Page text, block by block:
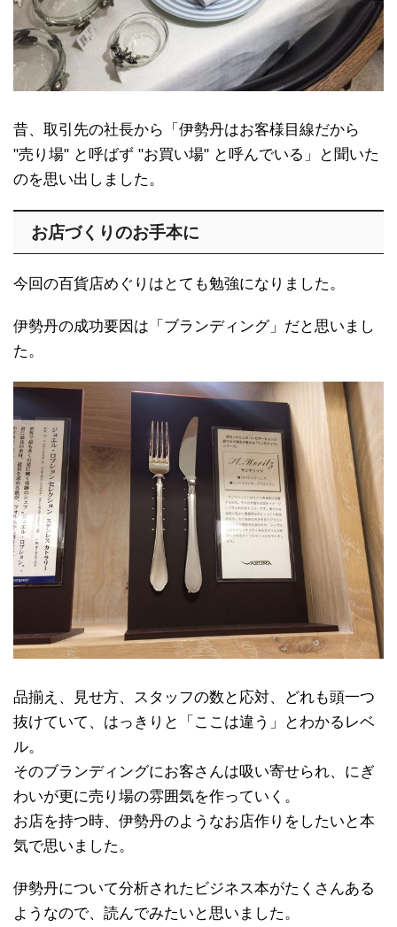
昔、取引先の社長から「伊勢丹はお客様目線だから
"売り場" と呼ばず "お買い場" と呼んでいる」と聞いた
のを思い出しました。
お店づくりのお手本に
今回の百貨店めぐりはとても勉強になりました。
伊勢丹の成功要因は「ブランディング」だと思いまし
た。
品揃え、見せ方、スタッフの数と応対、どれも頭一つ
抜けていて、はっきりと「ここは違う」とわかるレベ
ル。
そのブランディングにお客さんは吸い寄せられ、にぎ
わいが更に売り場の雰囲気を作っていく。
お店を持つ時、伊勢丹のようなお店作りをしたいと本
気で思いました。
伊勢丹について分析されたビジネス本がたくさんある
ようなので、読んでみたいと思いました。